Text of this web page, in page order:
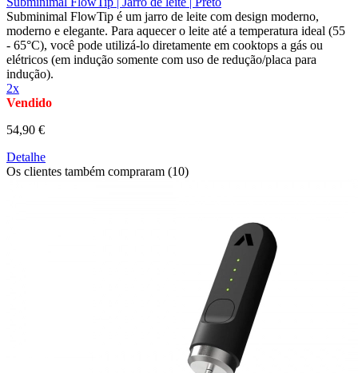
Subminimal FlowTip é um jarro de leite com design moderno,
moderno e elegante. Para aquecer o leite até a temperatura ideal (55
- 65°C), você pode utilizá-lo diretamente em cooktops a gás ou
elétricos (em indução somente com uso de redução/placa para
indução).
2x
Vendido
54,90 €
Detalhe
Os clientes também compraram (10)